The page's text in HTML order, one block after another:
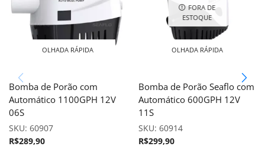
OLHADA RÁPIDA
Bomba de Porão com
Automático 1100GPH 12V
06S
SKU: 60907
R$289,90
FORA DE
ESTOQUE
OLHADA RÁPIDA
Bomba de Porão Seaflo com
Automático 600GPH 12V
11S
SKU: 60914
R$299,90